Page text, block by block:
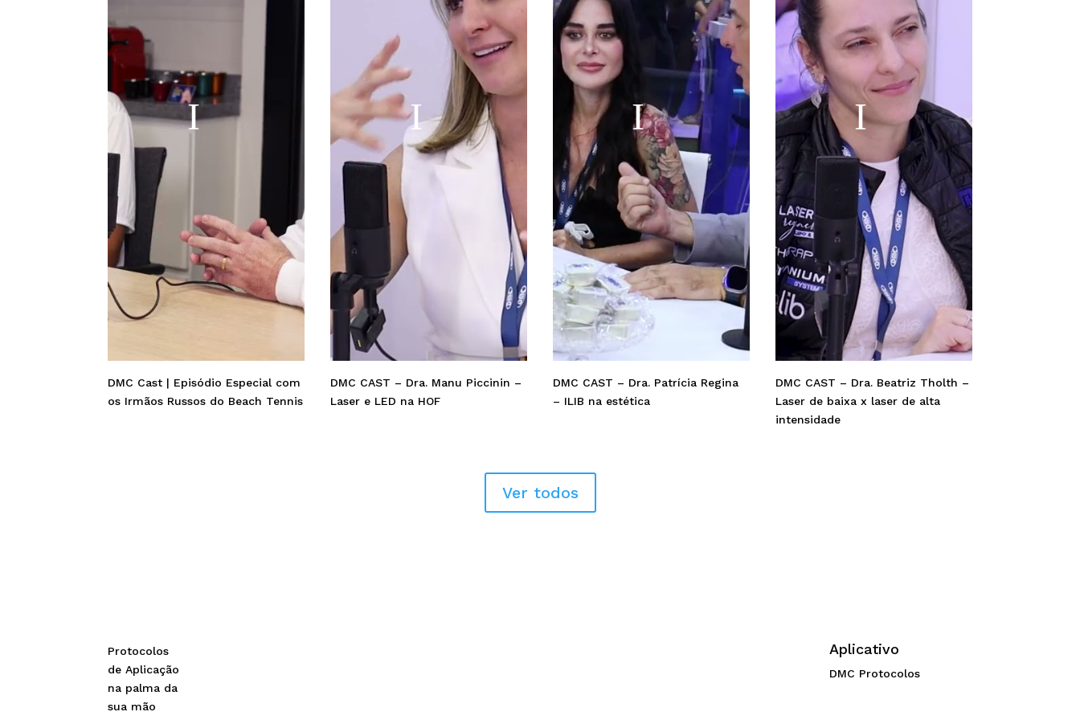
DMC Cast | Episódio Especial com
os Irmãos Russos do Beach Tennis
DMC CAST – Dra. Manu Piccinin –
Laser e LED na HOF
DMC CAST – Dra. Patrícia Regina
– ILIB na estética
DMC CAST – Dra. Beatriz Tholth –
Laser de baixa x laser de alta
intensidade
Ver todos
Protocolos
de Aplicação
na palma da
sua mão
Aplicativo
DMC Protocolos